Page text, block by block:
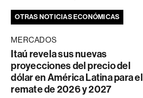
OTRAS NOTICIAS ECONÓMICAS
MERCADOS
Itaú revela sus nuevas
proyecciones del precio del
dólar en América Latina para el
remate de 2026 y 2027